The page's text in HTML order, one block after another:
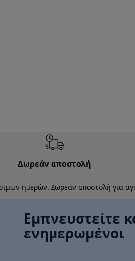
Δωρεάν αποστολή
ημερών. Δωρεάν αποστολή για
Εμπνευστείτε
ενημερωμένοι